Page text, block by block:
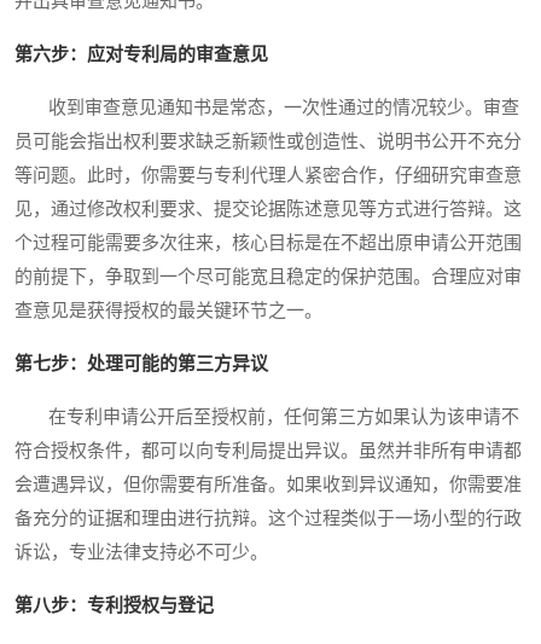
第六步：应对专利局的审查意见
收到审查意见通知书是常态，一次性通过的情况较少。审查
员可能会指出权利要求缺乏新颖性或创造性、说明书公开不充分
等问题。此时，你需要与专利代理人紧密合作，仔细研究审查意
见，通过修改权利要求、提交论据陈述意见等方式进行答辩。这
个过程可能需要多次往来，核心目标是在不超出原申请公开范围
的前提下，争取到一个尽可能宽且稳定的保护范围。合理应对审
查意见是获得授权的最关键环节之一。
第七步：处理可能的第三方异议
在专利申请公开后至授权前，任何第三方如果认为该申请不
符合授权条件，都可以向专利局提出异议。虽然并非所有申请都
会遭遇异议，但你需要有所准备。如果收到异议通知，你需要准
备充分的证据和理由进行抗辩。这个过程类似于一场小型的行政
诉讼，专业法律支持必不可少。
第八步：专利授权与登记